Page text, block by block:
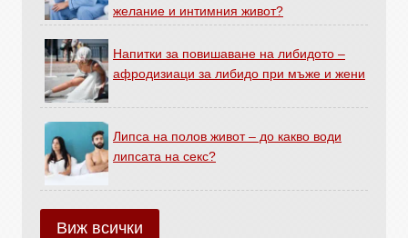
желание и интимния живот?
Напитки за повишаване на либидото –
афродизиаци за либидо при мъже и жени
Липса на полов живот – до какво води
липсата на секс?
Виж всички